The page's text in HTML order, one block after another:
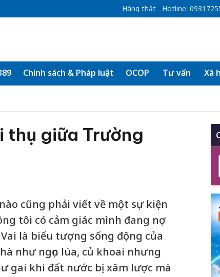
Hàng thật Hotline:
Chính sách & Pháp luật OCOP Tư vấn Xã
thụ giữa Trường
cũng phải viết về một sự kiện
tôi có cảm giác mình đang nợ
là biểu tượng sống động của
như ngọn lúa, củ khoai nhưng
gai khi đất nước bị xâm lược mà